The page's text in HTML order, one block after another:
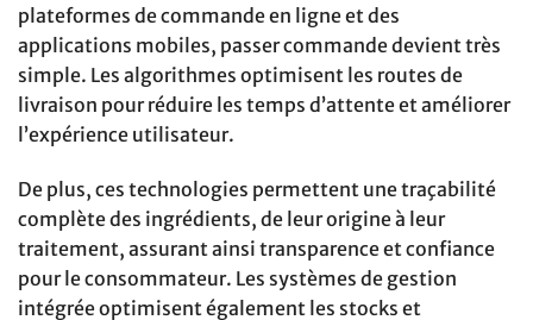
plateformes de commande en ligne et des
applications mobiles, passer commande devient très
simple. Les algorithmes optimisent les routes de
livraison pour réduire les temps d’attente et améliorer
l’expérience utilisateur.
De plus, ces technologies permettent une traçabilité
complète des ingrédients, de leur origine à leur
traitement, assurant ainsi transparence et confiance
pour le consommateur. Les systèmes de gestion
intégrée optimisent également les stocks et